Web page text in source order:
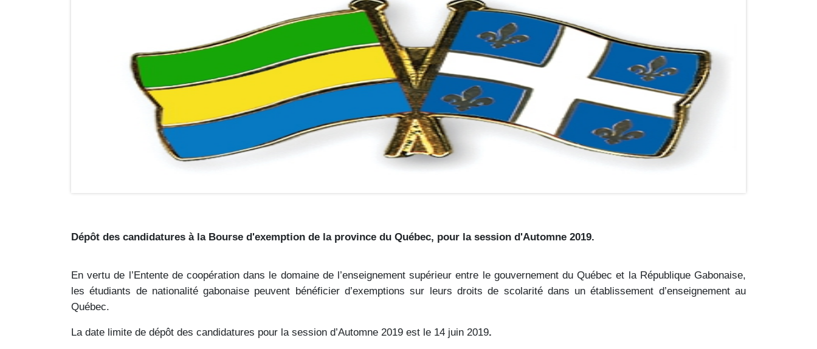
Dépôt des candidatures à la Bourse d'exemption de la province du Québec, pour la session d'Automne 2019.
En vertu de l’Entente de coopération dans le domaine de l’enseignement supérieur entre le gouvernement du Québec et la République Gabonaise,
les étudiants de nationalité gabonaise peuvent bénéficier d’exemptions sur leurs droits de scolarité dans un établissement d’enseignement au
Québec.
La date limite de dépôt des candidatures pour la session d’Automne 2019 est le 14 juin 2019.